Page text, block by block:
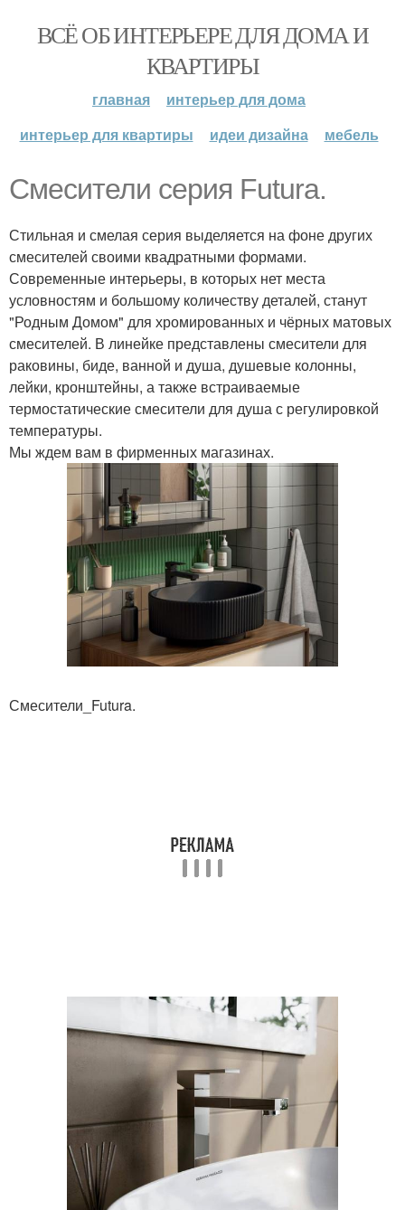
ВСЁ ОБ ИНТЕРЬЕРЕ ДЛЯ ДОМА И
КВАРТИРЫ
главная
интерьер для дома
интерьер для квартиры
идеи дизайна мебель
Смесители серия Futura.
Стильная и смелая серия выделяется на фоне других
смесителей своими квадратными формами.
Современные интерьеры, в которых нет места
условностям и большому количеству деталей, станут
"Родным Домом" для хромированных и чёрных матовых
смесителей. В линейке представлены смесители для
раковины, биде, ванной и душа, душевые колонны,
лейки, кронштейны, а также встраиваемые
термостатические смесители для душа с регулировкой
температуры.
Мы ждем вам в фирменных магазинах.
Смесители_Futura.